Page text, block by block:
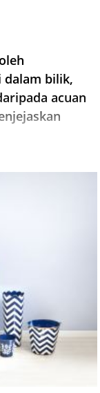
dalam bilik,
acuan